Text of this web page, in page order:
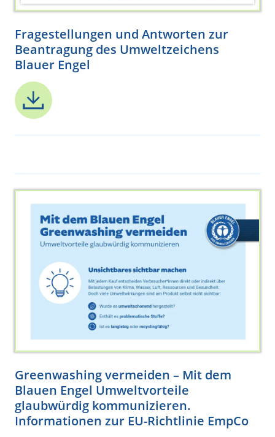
Fragestellungen und Antworten zur
Beantragung des Umweltzeichens
Blauer Engel
Greenwashing vermeiden – Mit dem
Blauen Engel Umweltvorteile
glaubwürdig kommunizieren.
Informationen zur EU-Richtlinie EmpCo